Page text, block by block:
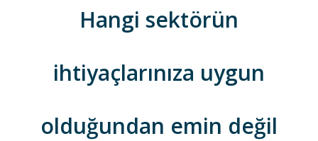
Hangi sektörün
ihtiyaçlarınıza uygun
olduğundan emin değil